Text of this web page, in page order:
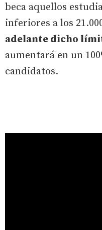
beca aquellos
inferiores a los
adelante dicho
aumentará en un
candidatos.